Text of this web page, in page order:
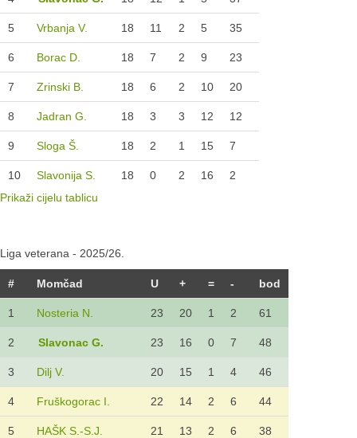
5 Vrbanja V. 18 11 2 5 35
6 Borac D. 18 7 2 9 23
7 Zrinski B. 18 6 2 10 20
8 Jadran G. 18 3 3 12 12
9 Sloga Š. 18 2 1 15 7
10 Slavonija S. 18 0 2 16
2
Prikaži cijelu tablicu
Liga veterana - 2025/26.
# Momčad U + = - bod
1 Nosteria N. 23 20 1 2 61
2 Slavonac G. 23 16 0 7 48
3 Dilj V. 20 15 1 4 46
4 Fruškogorac I. 22 14 2 6 44
5 HAŠK S.-S.J. 21 13 2 6 38